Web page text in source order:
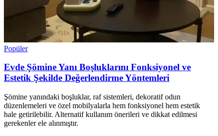
Popüler
Evde Şömine Yanı Boşluklarını Fonksiyonel ve
Estetik Şekilde Değerlendirme Yöntemleri
Şömine yanındaki boşluklar, raf sistemleri, dekoratif odun
düzenlemeleri ve özel mobilyalarla hem fonksiyonel hem estetik
hale getirilebilir. Alternatif kullanım önerileri ve dikkat edilmesi
gerekenler ele alınmıştır.